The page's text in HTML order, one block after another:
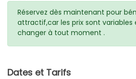
Réservez dès maintenant pour
attractif,car les prix sont variables
changer à tout moment .
Dates et Tarifs